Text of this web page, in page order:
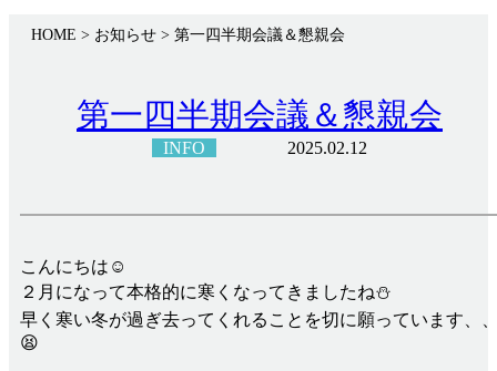
HOME > お知らせ > 第一四半期会議＆懇親会
第一四半期会議＆懇親会
INFO 2025.02.12
こんにちは☺
２月になって本格的に寒くなってきましたね⛄
早く寒い冬が過ぎ去ってくれることを切に願っています、
😫